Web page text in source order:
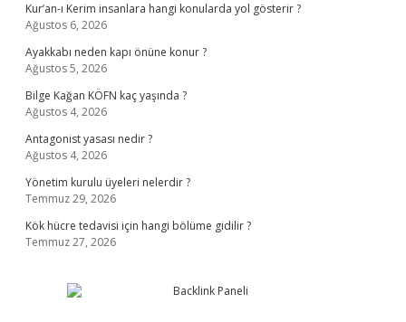
Kur’an-ı Kerim insanlara hangi konularda yol gösterir ?
Ağustos 6, 2026
Ayakkabı neden kapı önüne konur ?
Ağustos 5, 2026
Bilge Kağan KÖFN kaç yaşında ?
Ağustos 4, 2026
Antagonist yasası nedir ?
Ağustos 4, 2026
Yönetim kurulu üyeleri nelerdir ?
Temmuz 29, 2026
Kök hücre tedavisi için hangi bölüme gidilir ?
Temmuz 27, 2026